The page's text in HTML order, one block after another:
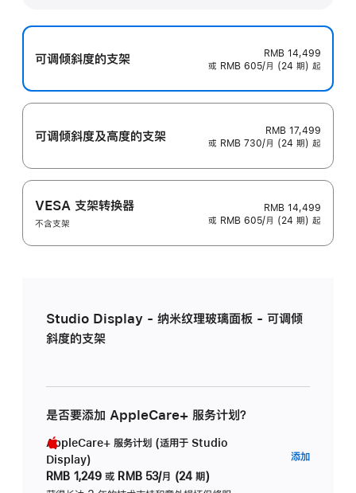
可调倾斜度的支架
RMB 14,499
或 RMB 605/月 (24 期) 起
可调倾斜度及高‍度的支‍架
RMB 17,499
或 RMB 730/月 (24 期) 起
VESA 支架转换器
不含支架
RMB 14,499
或 RMB 605/月 (24 期) 起
Studio Display - 纳米纹理玻璃面板 - 可调倾
斜度的支架
是否要添加 AppleCare+ 服务计划？
AppleCare+ 服务计划 (适用于 Studio
Display)
RMB 1,249 或 RMB 53/月 (24 期)
添加